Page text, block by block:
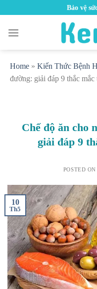
content
Bảo vệ
Home » Kiến Thức Bệnh
đường: giải đáp 9 thắc mắc
Chế độ ăn cho
giải đáp 9
POSTED ON
10
Th5